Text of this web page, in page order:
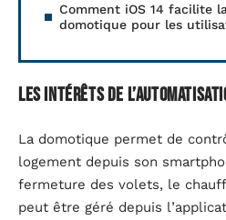
Comment iOS 14 facilite
domotique pour les
Les intérêts de
La domotique permet de
logement depuis son
fermeture des volets, le
peut être géré depuis